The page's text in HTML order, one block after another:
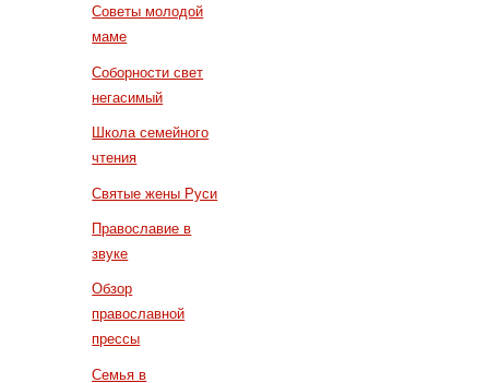
Советы молодой
маме
Соборности свет
негасимый
Школа семейного
чтения
Святые жены Руси
Православие в
звуке
Обзор
православной
прессы
Семья в